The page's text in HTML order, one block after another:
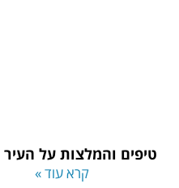
טיפים והמלצות על
קרא עוד »